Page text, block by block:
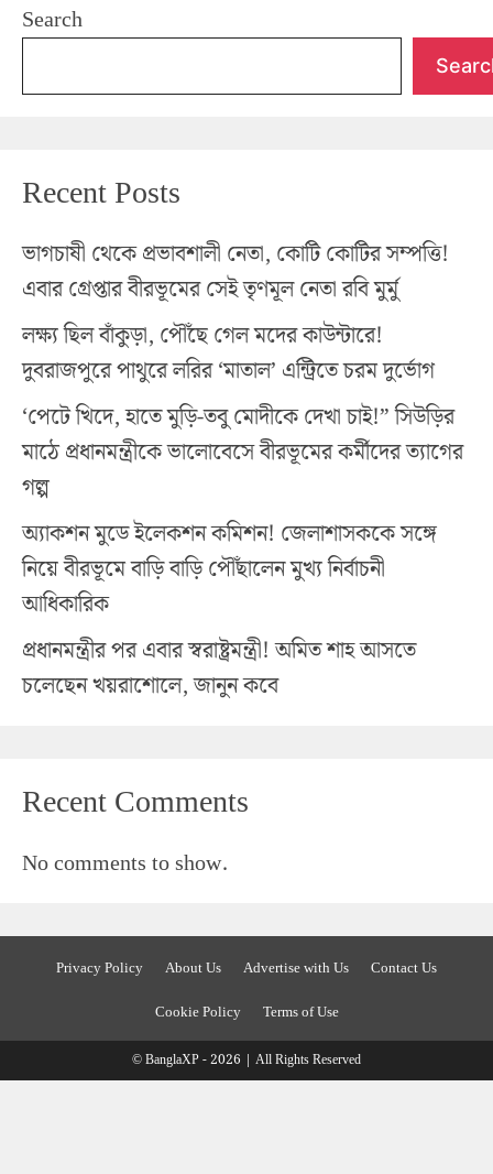
Search
Recent Posts
ভাগচাষী থেকে প্রভাবশালী নেতা, কোটি কোটির সম্পত্তি!
এবার গ্রেপ্তার বীরভূমের সেই তৃণমূল নেতা রবি মুর্মু
লক্ষ্য ছিল বাঁকুড়া, পৌঁছে গেল মদের কাউন্টারে!
দুবরাজপুরে পাথুরে লরির ‘মাতাল’ এন্ট্রিতে চরম দুর্ভোগ
‘পেটে খিদে, হাতে মুড়ি-তবু মোদীকে দেখা চাই!” সিউড়ির
মাঠে প্রধানমন্ত্রীকে ভালোবেসে বীরভূমের কর্মীদের ত্যাগের
গল্প
অ্যাকশন মুডে ইলেকশন কমিশন! জেলাশাসককে সঙ্গে
নিয়ে বীরভূমে বাড়ি বাড়ি পৌঁছালেন মুখ্য নির্বাচনী
আধিকারিক
প্রধানমন্ত্রীর পর এবার স্বরাষ্ট্রমন্ত্রী! অমিত শাহ আসতে
চলেছেন খয়রাশোলে, জানুন কবে
Recent Comments
No comments to show.
Privacy Policy About Us Advertise with Us
Contact Us
Cookie Policy
Terms of Use
© BanglaXP - 2026 | All Rights Reserved